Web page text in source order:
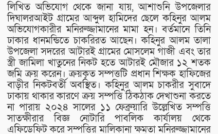
লিখিত অভিযোগ থেকে জানা যায়, আশাশুনি উপজেলার
দিঘালরআইট গ্রামের আব্দুল হামিদের ছেলে কহিনুর আলম
অভিযোগকারীর মনিরুজ্জামানের মামা হন। বর্তমানে তিনি
ঢাকার ধানমন্ডিতে চাকরিরত আছেন। কহিনুর আলম তালা
উপজেলা সদরের আটারই গ্রামের মোসলেম গাজী এবং তার
স্ত্রী জামিলা খাতুনের নিকট হতে আটারই মৌজার ১২ শতক
জমি ক্রয় করেন। ক্রয়কৃত সম্পত্তটি প্রধান শিক্ষক হাফিজের
বাড়ীর নিকটবর্তী অবস্থিত। কহিনুর আলম চাকরীর সুবাদে
ঢাকায় থাকার কারণে ক্রয় সম্পত্তি ঠিকঠাক দেখাশুনা করতে
না পারায় ২০২৪ সালের ১১ ফেব্রুয়ারি উল্লেখিত সম্পত্তি
সাতক্ষীরার বিজ্ঞ নোটারি পাবলিক কার্যালয় থেকে
এফিডেফিট করে সম্পত্তির মালিকানা ক্ষমতা মনিরুজ্জামানের